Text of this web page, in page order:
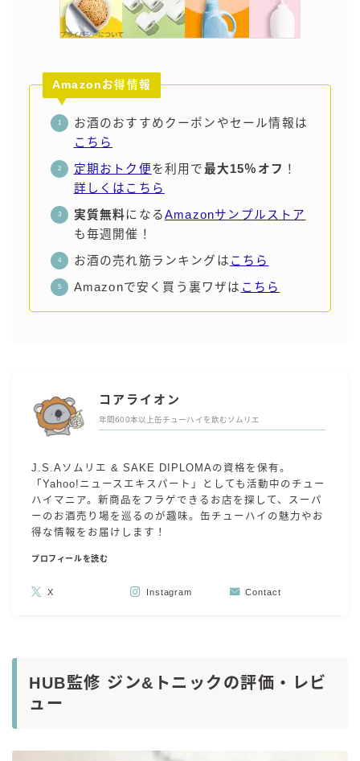
Amazonお得情報
お酒のおすすめクーポンやセール情報は
こちら
定期おトク便を利用で最大15％オフ ！
詳しくはこちら
実質無料になるAmazonサンプルストア
も毎週開催！
お酒の売れ筋ランキングは こちら
Amazonで安く買う裏ワザは こちら
コアライオン
年間600本以上缶チューハイを飲むソムリエ
J.S.Aソムリエ & SAKE DIPLOMAの資格を保有。
「Yahoo!ニュースエキスパート」としても活動中のチュー
ハイマニア。新商品をフラゲできるお店を探して、スーパ
ーのお酒売り場を巡るのが趣味。缶チューハイの魅力やお
得な情報をお届けします！
プロフィールを読む
X Instagram Contact
HUB監修 ジン&トニックの評価・レビ
ュー